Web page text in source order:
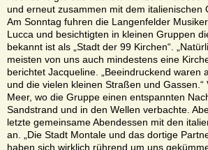
und erneut zusammen mit dem italienischen
Am Sonntag fuhren die Langenfelder
Lucca und besichtigten in kleinen Gruppen
bekannt ist als „Stadt der 99 Kirchen“.
meisten von uns auch mindestens eine
berichtet Jacqueline. „Beeindruckend waren
und die vielen kleinen Straßen und Gassen.“
Meer, wo die Gruppe einen entspannten
Sandstrand und in den Wellen verbachte.
letzte gemeinsame Abendessen mit den
an. „Die Stadt Montale und das dortige
haben sich wirklich rührend um uns